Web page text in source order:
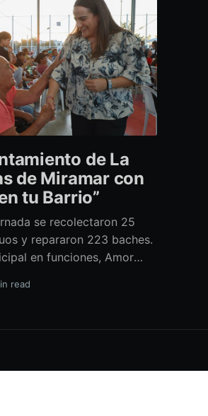
de La
de Miramar con
tu Barrio”
se recolectaron 25
y repararon 223 baches.
en funciones, Amor
en tu Barrio” en la
servicios sociales y
read